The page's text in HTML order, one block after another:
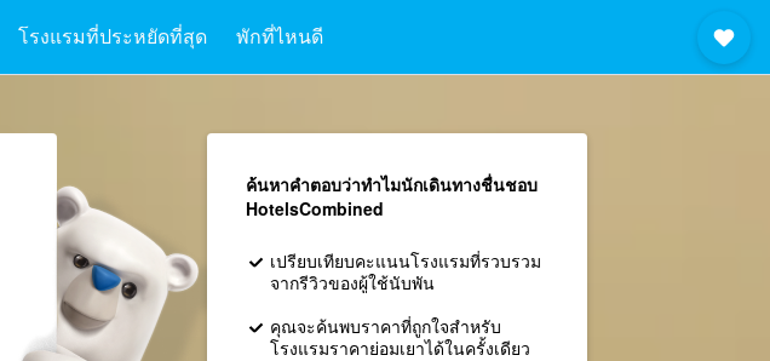
โรงแรมที่ประหยัดที่สุด พักที่ไหนดี
ค้นหาคำตอบว่าทำไมนักเดินทางชื่นชอบ
HotelsCombined
เปรียบเทียบคะแนนโรงแรมที่รวบรวม
จากรีวิวของผู้ใช้นับพัน
คุณจะค้นพบราคาที่ถูกใจสำหรับ
โรงแรมราคาย่อมเยาได้ในครั้งเดียว